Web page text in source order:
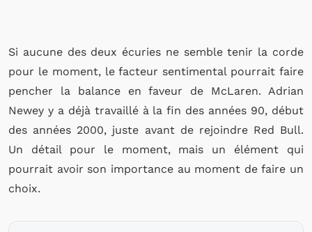
Si aucune des deux écuries ne semble tenir la corde
pour le moment, le facteur sentimental pourrait faire
pencher la balance en faveur de McLaren. Adrian
Newey y a déjà travaillé à la fin des années 90, début
des années 2000, juste avant de rejoindre Red Bull.
Un détail pour le moment, mais un élément qui
pourrait avoir son importance au moment de faire un
choix.